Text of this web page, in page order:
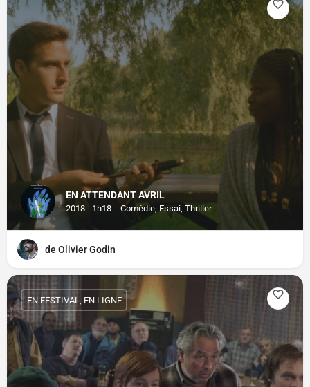
EN ATTENDANT AVRIL
2018 - 1h18 Comédie, Essai, Thriller
de Olivier Godin
EN FESTIVAL, EN LIGNE